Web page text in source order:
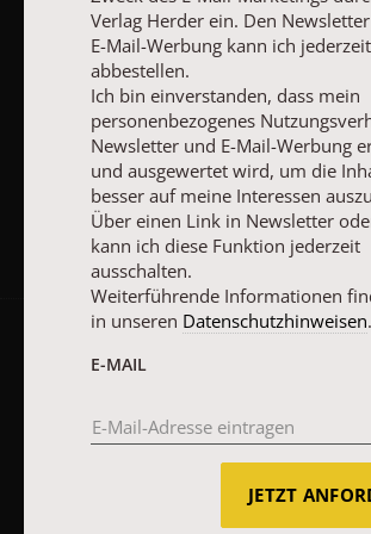
Verlag Herder ein. Den
E-Mail-Werbung kann ich jederzeit
abbestellen.
Ich bin einverstanden, dass mein
personenbezogenes
Newsletter und E-Mail-Werbung
und ausgewertet wird, um die
besser auf meine Interessen
Über einen Link in Newsletter
kann ich diese Funktion jederzeit
ausschalten.
Weiterführende Informationen
in unseren Datenschutzhinweisen.
E-MAIL
JETZT